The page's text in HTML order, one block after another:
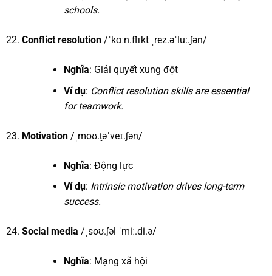
schools.
Conflict resolution/ˈkɑːn.flɪkt ˌrez.əˈluː.ʃən/
Nghĩa: Giải quyết xung đột
Ví dụ: Conflict resolution skills are essential
for teamwork.
Motivation/ˌmoʊ.t̬əˈveɪ.ʃən/
Nghĩa: Động lực
Ví dụ: Intrinsic motivation drives long-term
success.
Social media /ˌsoʊ.ʃəl ˈmiː.di.ə/
Nghĩa: Mạng xã hội